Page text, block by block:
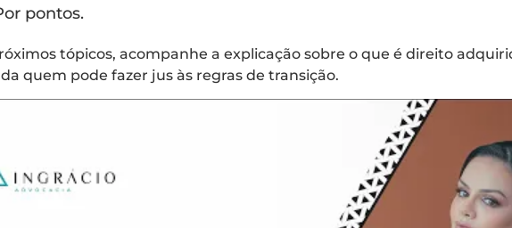
pontos.
tópicos, acompanhe a explicação sobre o que é direito
quem pode fazer jus às regras de transição.